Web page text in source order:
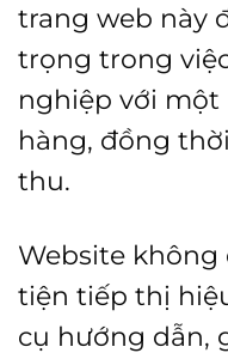
trang web này
trọng trong
nghiệp với một
hàng, đồng
thu.
Website
tiện tiếp thị
cụ hướng dẫn,